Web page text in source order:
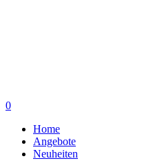
0
Home
Angebote
Neuheiten